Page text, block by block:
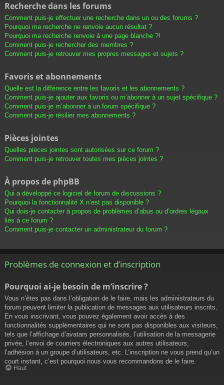
Recherche dans les forums
Comment puis-je effectuer une recherche dans un ou des forums ?
Pourquoi ma recherche ne renvoie aucun résultat ?
Pourquoi ma recherche renvoie à une page blanche ?!
Comment puis-je rechercher des membres ?
Comment puis-je retrouver mes propres messages et sujets ?
Favoris et abonnements
Quelle est la différence entre les favoris et les abonnements ?
Comment puis-je ajouter aux favoris ou m’abonner à un sujet spécifique ?
Comment puis-je m’abonner à un forum spécifique ?
Comment puis-je résilier mes abonnements ?
Pièces jointes
Quelles pièces jointes sont autorisées sur ce forum ?
Comment puis-je retrouver toutes mes pièces jointes ?
À propos de phpBB
Qui a développé ce logiciel de forum de discussions ?
Pourquoi la fonctionnalité X n’est pas disponible ?
Qui dois-je contacter à propos de problèmes d’abus ou d’ordres légaux
liés à ce forum ?
Comment puis-je contacter un administrateur du forum ?
Problèmes de connexion et d’inscription
Pourquoi ai-je besoin de m’inscrire ?
Vous n’êtes pas dans l’obligation de le faire, mais les administrateurs du
forum peuvent limiter la publication de messages aux utilisateurs inscrits.
En vous inscrivant, vous pouvez également avoir accès à des
fonctionnalités supplémentaires qui ne sont pas disponibles aux visiteurs,
tels que l’affichage d’avatars personnalisés, l’utilisation de la messagerie
privée, l’envoi de courriers électroniques aux autres utilisateurs,
l’adhésion à un groupe d’utilisateurs, etc. L’inscription ne vous prend qu’un
court instant, c’est pourquoi nous vous recommandons de le faire.
Haut